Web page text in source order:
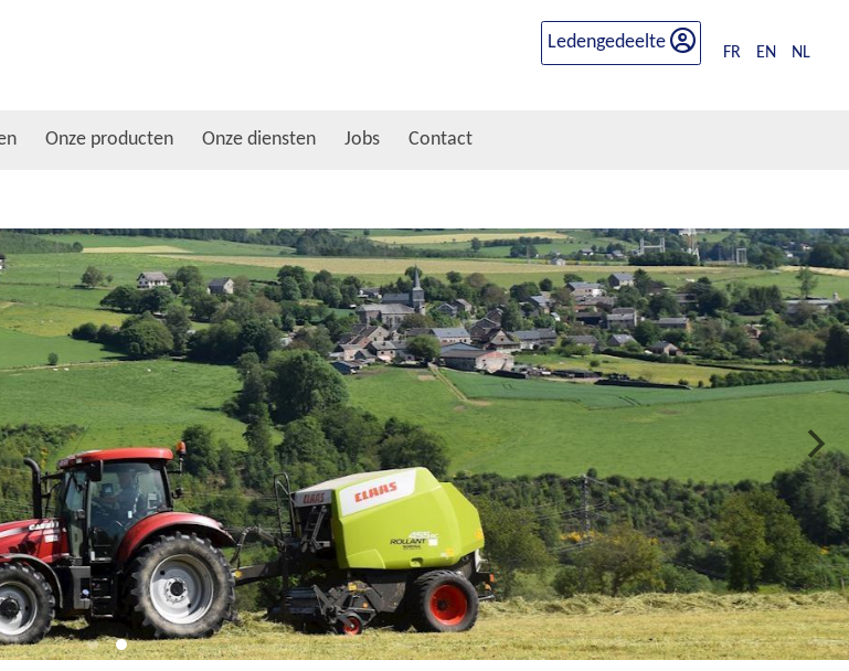
Ledengedeelte FR EN NL
Onze producten Onze diensten Jobs Contact